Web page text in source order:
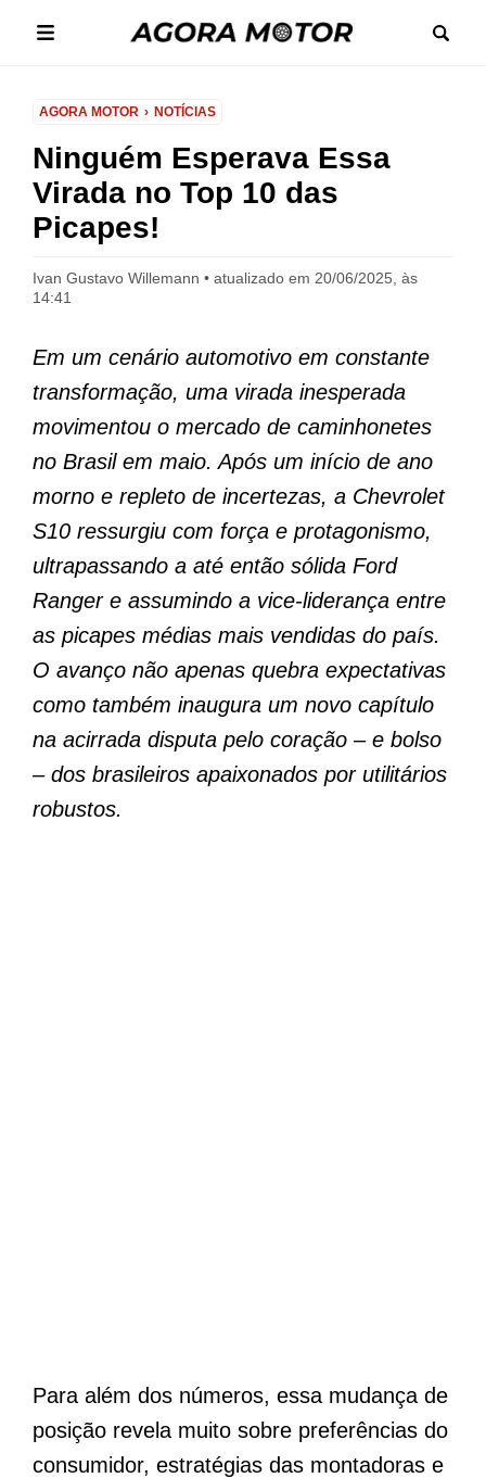
AGORA MOTOR NOTÍCIAS
Ninguém Esperava Essa
Virada no Top 10 das
Picapes!
Ivan Gustavo Willemann
atualizado em 20/06/2025, às
14:41
Em um cenário automotivo em constante
transformação, uma virada inesperada
movimentou o mercado de caminhonetes
no Brasil em maio. Após um início de ano
morno e repleto de incertezas, a Chevrolet
S10 ressurgiu com força e protagonismo,
ultrapassando a até então sólida Ford
Ranger e assumindo a vice-liderança entre
as picapes médias mais vendidas do país.
O avanço não apenas quebra expectativas
como também inaugura um novo capítulo
na acirrada disputa pelo coração – e bolso
– dos brasileiros apaixonados por utilitários
robustos.
Para além dos números, essa mudança de
posição revela muito sobre preferências do
consumidor, estratégias das montadoras e